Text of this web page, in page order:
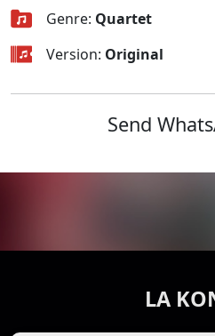
Genre: Quartet
Version: Original
Send
LA